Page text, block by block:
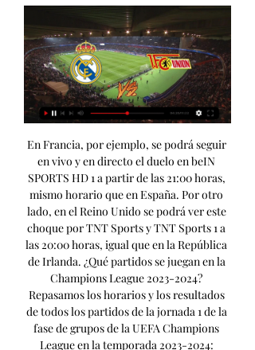
En Francia, por ejemplo, se podrá seguir en vivo y en directo el duelo en beIN SPORTS HD 1 a partir de las 21:00 horas, mismo horario que en España. Por otro lado, en el Reino Unido se podrá ver este choque por TNT Sports y TNT Sports 1 a las 20:00 horas, igual que en la República de Irlanda. ¿Qué partidos se juegan en la Champions League 2023-2024? Repasamos los horarios y los resultados de todos los partidos de la jornada 1 de la fase de grupos de la UEFA Champions League en la temporada 2023-2024: VER¿Qué partidos juega el Real Madrid esta temporada 2023-2024? En esta temporada 2023-2024, el Real Madrid disputa LaLiga, Copa del Rey, Supercopa de España y Champions League. 

Real Madrid - FC Union Berlin de Champions: horario y hace 13 horas — Real Madrid - FC Union Berlin de Champions: horario y dónde ver el partido en TV y 'online' en directo. El conjunto madridista disputa el primer ...

Unión Berlín: alineaciones e incidenciasLA PREVIA DEL PARTIDOCarlo Ancelotti recibió la mala noticia de perder a su lateral derecho indiscutible, Dani Carvajal, que exhibía un gran momento de forma en el inicio de temporada. El técnico madridista se ve obligado a buscar una solución y la primera opción, para la Liga de Campeones, es Lucas Vázquez. Después de un lunes con trabajo por grupos en función de sus minutos en el último partido de LaLiga, ante la Real Sociedad, Ancelotti juntó a todos sus jugadores disponibles para preparar el duelo ante el Berlín. Con las ausencias de Courtois y Militao, por sus graves lesiones de rodilla, y la presencia fuera del grupo, pero aumentando el trabajo con un recuperador, de Vinícius y Güler. La sesión comenzó con el habitual calentamiento, con la presencia de los medios de comunicación para, ya a puerta cerrada, ensayar Ancelotti aspectos tácticos y sacar conclusiones de partido en reducidas dimensiones antes de tomar las decisiones sobre sus titulares, que presentará novedades. 

Union Berlin en directo online, partidos en TV hoy Abajo puedes encontrar donde puedes ver en directo al Union Berlin en línea en España. Galatasaray vs FC Copenhagen. 20 sep. 09:45. Real Madrid vs Union ...

Canales de TV que televisan el Real Madrid-FC Unión Berlín en EspañaMovistar Plus+: Canal 7 de Movistar. M+ Liga de Campeones: Canal 56 de Movistar y 114 de Orange. M+ Liga de Campeones 3: Canal 162 de Movistar y 118 de Orange. LaLiga TV (Bar): Canal 146 de Movistar (exclusivo para bares y locales públicos)Además, diferentes canales Internacionales de TV ofrecen ver el Real Madrid-Unión Berlín de la jornada 1 de la fase de grupos de la Champions League 2023/2024 en directo a través de sus plataformas. 

Link y ver Real Madrid vs. Unión Berlín EN VIVO por ESPN hace 1 hora — Real Madrid vs. Unión Berlín chocan EN VIVO y EN DIRECTO: este miércoles 20 de septiembre en el Estadio Santiago Bernabéu vía ESPN y STAR Plus ...

Real Madrid CF - FC Unión Berlín hace 11 horas — Real Madrid CF - FC Unión Berlín | 20/09/2023 | Champions League | Europa | Fútbol | ⭐ Mejores Cuotas de Apuestas ⚡ Resultados en vivo ...

Real Madrid CF | Web Oficial del Real Madrid CF hace 18 horas — Canal oficial del Real Madrid. Toda la información del Real Madrid con noticias, jugadores, venta de entradas, servicios al socio e información del club.

(VER>) Directo Real Madrid Sub-19 vs Union Berlin II en vivo hace 11 horas — vivo gratis 20 septiembre 2023 En Sudamérica, Centroamérica, Caribe, México y Brasil, el partido Real Madrid contra FC Unión Berlín podrá verse.

Con este triunfo en LaLiga EA Sports, marcha líder en solitario con un pleno de 5 victorias en otros cinco encuentros. Tiene 15 puntos en su haber, con dos de ventaja sobre el FC Barcelona y el sorprendente Girona, respectivamente. A pesar de su gran arranque, en buena medida gracias a la gran labor de la nueva estrella madridista, Jude Bellingham (5 goles en su haber), tiene bajas importantes el Real Madrid. Thiabut Courtois y Eder Militao estarán fuera prácticamente toda la temporada al haberse roto ambos el ligamento cruzado. 

Real Madrid vs Union Berlín EN DIRECTO 20. 9. 2023 ... el mundo. Union Berlín, Real Madrid, FC Barcelona, Manchester City, PSG, LaLiga, Copa del Rey, Premier League, Bundesliga, Serie A, Ligue 1, Champions ...

Take Kubo puso un balón al corazón del área donde apareció Barrenetxea para disparar a bocajarro. Kepa pudo parar el primer tiro, pero su rechace lo recogió de nuevo ‘Barrene’ para repetir y hacer el 1-0 (5). El japonés, que fue un dolor de cabeza para la zaga merengue, a punto estuvo de poner el 2-0, pero su tiro lo rechazó Kepa y el balón rebotado lo envió Barrenetxea a las nubes (29). “Hemos hecho méritos para merecer algo más”, dijo el técnico de la Real, Imanol Alguacil. - Valverde inicia la remontada -El Real Madrid se lanzó en busca del empate con pases en profundidad y cabalgadas por las bandas frente a una Real Sociedad que trató de bajar revoluciones al partido. 

Real Madrid contra Union Berl | Grupo cathedralinter hace 13 horas — Ver Real Madrid CF contra Union Berlin en v hace 10 horas — Champions FC Union Berlin marcadores en directo (y ver en vivo gratis video ...

UNIÓN BERLÍNEl encuentro entre Real Madrid vs. Unión Berlín por la fecha 1 de la fase de grupos de la Champions League se puede ver por los canales ESPN y STAR+ en toda Sudamérica, mientras que en España, México y Estados Unidos, la señal habilitada para emitir el partido es la de Movistar Liga de Campeones, HBO Max y TUDN, respectivamente. 

Champions League: Real Madrid - Union Berlin hace 57 minutos — Real Madrid - Union Berlin: a qué hora, canal y dónde ver hoy en TV en directo la Champions League. Los madridistas recibirán en el Santiago ...

Ver Real Madrid vs Unión Berlín en vivo, online y gratis hace 5 minutos — Ver Real Madrid vs Unión Berlín en vivo, online y gratis: partido de fase de grupos de la Champions League por HBO Max No hay Champions League ...

Real Madrid vs Unión Berlín en Televisión hace 20 horas — En Estados Unidos, el partido de la fase de grupos de la Champions League entre Real Madrid y Unión Berlín puede verse en vivo a partir de las ...

Así llega Real MadridEl Real Madrid remontó para ganar 2-1 en su campo a la Real Sociedad y seguir al frente de la clasificación liguera, en la quinta jornada del campeonato español. La Real Sociedad se adelantó con un tanto de Ander Barrenetxea (5), pero Federico Valverde igualó (46) y Joselu puso el 2-1 (60) que supuso la quinta victoria blanca en cinco encuentros antes de recibir el miércoles al Unión Berlín en la Champions. La victoria permite a los merengues retener el liderato liguero que les había arrebatado provisionalmente el sábado el Barça con su goleada 5-0 al Betis. “El partido no ha sido malo”, dijo Ancelotti tras el encuentro, pero admitió que “de cinco partidos, hemos empezado encajando en tres, lo bueno es que hemos podido remontar, pero tenemos que evitar esto”. El Real Madrid salió muy vertical a buscar la portería de la Real Sociedad, pero los vascos se adelantaron pronto en el marcador. 

(TRANSMISIÓN) Hoy Real Madrid Sub-19-Union Berlin II en hace 13 horas — hace 1 hora — Real Madrid vs Unión Berlín EN VIVO y EN DIRECTO vía ESPN 2 - STAR Plus desde el Estadio Santiago Bernabéu.

Real Madrid vs Unión Berlín EN VIVO: pronóstico, horario y hace 13 horas — Real Madrid vs Unión Berlín EN VIVO: pronóstico, horario y dónde ver Champions League. Desde el renovado estadio Santiago Bernabéu, mira el Real ...

(HOY) Directo Real Madrid CF Union Berlin en vivo online 20 hace 14 horas — Cómo ver Real Madrid vs Unión Berlín en vivo y en directo | a qué hora inicia y dónde ver transmisión de Champions League gratis | ESPN en vivo ...

¿Dónde ver Real Madrid vs. Unión Berlín EN VIVO hace 2 horas — ¿Dónde ver Real Madrid vs. Union Berlin? La transmisión del partido entre blancos y los cerrajeros se dará por ESPN y Star Plus para todo ...

Real Madrid vs. Unión Berlín, EN VIVO por la Champions hace 1 hora — Real Madrid vs. Unión Berlín, EN VIVO por la Champions League 2023/24: hora, TV y streaming online. El equipo más ganador de la historia ...

Estos son los horarios y canales de televisión que retransmiten en vivo y online el partido Real Madrid vs FC Unión Berlín, pero recuerda que si en tu país no se televisa, puedes seguir con nosotros el minuto y resultado aquí. Fútbol en vivo: Real Madrid vs Unión Berlín por TV en AméricaEn Estados Unidos, el partido de la fase de grupos de la Champions League entre Real Madrid y Unión Berlín puede verse en vivo a partir de las 15:00 horas (3:00 PM, Washington) y las 12:00 (12:00 AM, Los Ángeles) a través de TUDN y Paramount+. En Sudamérica, Centroamérica, Caribe, México y Brasil, el partido Real Madrid contra FC Unión Berlín podrá verse en vivo a través de los siguientes horarios y canales de televisión: Star+, ESPN, ESPN 2, y SKY Sports. Fútbol en vivo: Real Madrid vs Unión Berlín por TV en EuropaAdemás de en España, en el resto de Europa también se podrán seguir este partido de Champions League entre Real Madrid y Unión Berlin. 

Real Madrid vs. Unión Berlín en vivo: qué canal transmite hace 6 horas — Para que puedas ver la transmisión online del partido entre Real Madrid vs. Unión Berlín por internet vía streaming gratis, tendrás que crearte ...

Real Madrid vs Unión Berlín en VIVO y en directo online, hace 7 horas — Minuto a minuto del partido Real Madrid vs Unión Berlín por la primera jornada de la Fase de Grupos de Champions League 2023-2024, ...

CUÁNDO JUEGA REAL MADRID VS. UNIÓN BERLÍNEl duelo por la primera fecha de la fase de grupos de la Champions League entre Real Madrid vs. Unión Berlín se disputará este miércoles 20 de septiembre del 2023 en el Estadio Santiago Bernabéu. A QUÉ HORA JUEGA REAL MADRID VS. UNIÓN BERLÍNEl partido entre Real Madrid vs. 

También, podrás seguir el minuto a minuto en la web de DT El Comercio. DÓNDE VER REAL MADRID VS. UNIÓN BERLÍN VÍA STREAMINGPara que puedas ver la transmisión online del partido entre Real Ma